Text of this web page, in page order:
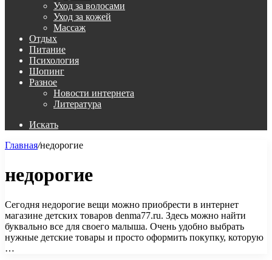
Уход за волосами
Уход за кожей
Массаж
Отдых
Питание
Психология
Шопинг
Разное
Новости интернета
Литература
Искать
Главная/недорогие
недорогие
Сегодня недорогие вещи можно приобрести в интернет
магазине детских товаров denma77.ru. Здесь можно найти
буквально все для своего малыша. Очень удобно выбрать
нужные детские товары и просто оформить покупку, которую
…